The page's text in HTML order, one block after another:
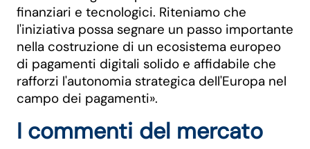
finanziari e tecnologici. Riteniamo che
l'iniziativa possa segnare un passo importante
nella costruzione di un ecosistema europeo
di pagamenti digitali solido e affidabile che
rafforzi l'autonomia strategica dell'Europa nel
campo dei pagamenti».
I commenti del mercato